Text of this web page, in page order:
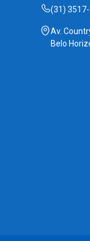
(31)
Av.
Belo